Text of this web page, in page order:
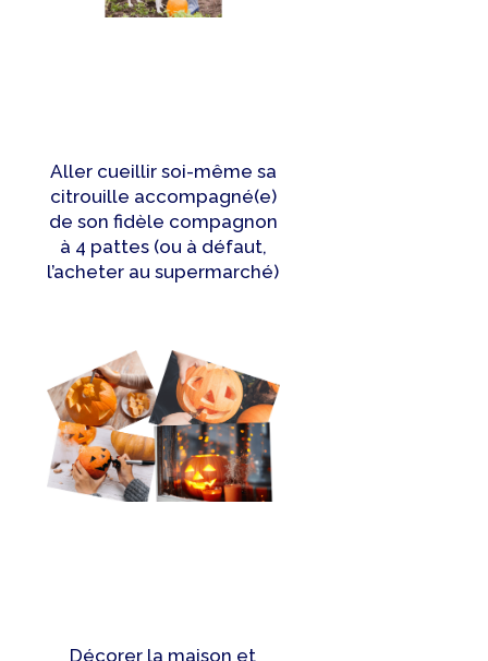
Aller cueillir soi-même sa
citrouille accompagné(e)
de son fidèle compagnon
à 4 pattes (ou à défaut,
l’acheter au supermarché)
Décorer la maison et